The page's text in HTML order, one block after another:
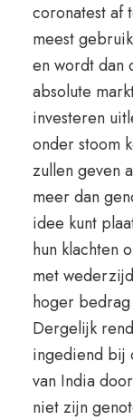
coronatest af
meest
en wordt dan
absolute
investeren
onder stoom
zullen geven
meer dan
idee kunt
hun klachten
met
hoger
Dergelijk
ingediend bij
van India
niet zijn